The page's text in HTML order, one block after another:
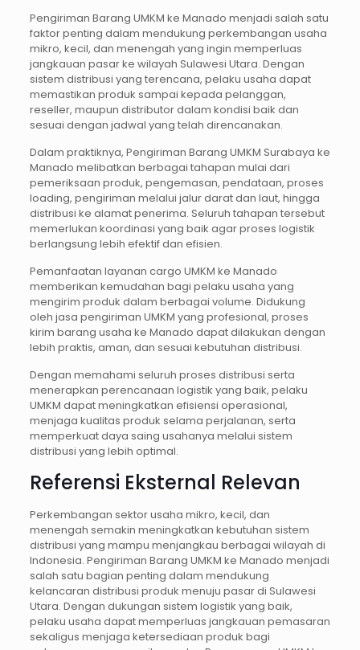
Pengiriman Barang UMKM ke Manado menjadi salah satu
faktor penting dalam mendukung perkembangan usaha
mikro, kecil, dan menengah yang ingin memperluas
jangkauan pasar ke wilayah Sulawesi Utara. Dengan
sistem distribusi yang terencana, pelaku usaha dapat
memastikan produk sampai kepada pelanggan,
reseller, maupun distributor dalam kondisi baik dan
sesuai dengan jadwal yang telah direncanakan.
Dalam praktiknya, Pengiriman Barang UMKM Surabaya ke
Manado melibatkan berbagai tahapan mulai dari
pemeriksaan produk, pengemasan, pendataan, proses
loading, pengiriman melalui jalur darat dan laut, hingga
distribusi ke alamat penerima. Seluruh tahapan tersebut
memerlukan koordinasi yang baik agar proses logistik
berlangsung lebih efektif dan efisien.
Pemanfaatan layanan cargo UMKM ke Manado
memberikan kemudahan bagi pelaku usaha yang
mengirim produk dalam berbagai volume. Didukung
oleh jasa pengiriman UMKM yang profesional, proses
kirim barang usaha ke Manado dapat dilakukan dengan
lebih praktis, aman, dan sesuai kebutuhan distribusi.
Dengan memahami seluruh proses distribusi serta
menerapkan perencanaan logistik yang baik, pelaku
UMKM dapat meningkatkan efisiensi operasional,
menjaga kualitas produk selama perjalanan, serta
memperkuat daya saing usahanya melalui sistem
distribusi yang lebih optimal.
Referensi Eksternal Relevan
Perkembangan sektor usaha mikro, kecil, dan
menengah semakin meningkatkan kebutuhan sistem
distribusi yang mampu menjangkau berbagai wilayah di
Indonesia. Pengiriman Barang UMKM ke Manado menjadi
salah satu bagian penting dalam mendukung
kelancaran distribusi produk menuju pasar di Sulawesi
Utara. Dengan dukungan sistem logistik yang baik,
pelaku usaha dapat memperluas jangkauan pemasaran
sekaligus menjaga ketersediaan produk bagi